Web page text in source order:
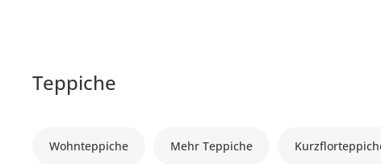
Teppiche
Wohnteppiche Mehr Teppiche